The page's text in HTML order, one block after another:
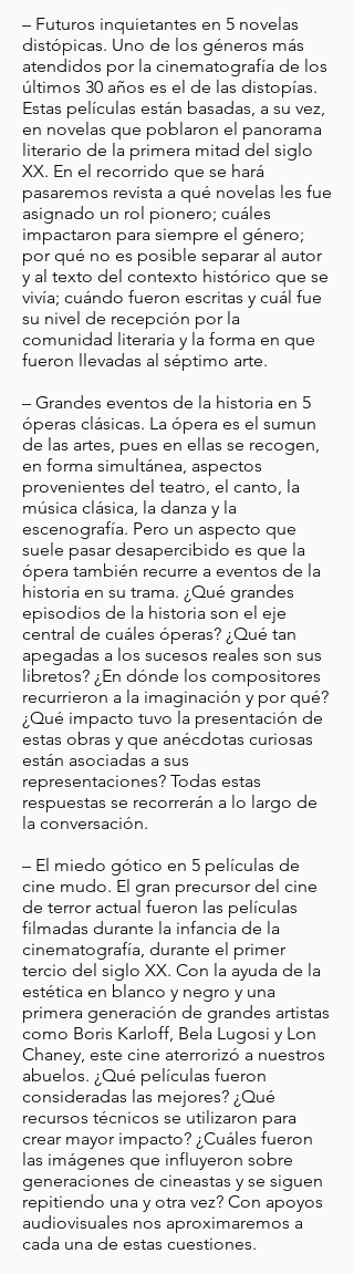
– Futuros inquietantes en 5 novelas
distópicas. Uno de los géneros más
atendidos por la cinematografía de los
últimos 30 años es el de las distopías.
Estas películas están basadas, a su vez,
en novelas que poblaron el panorama
literario de la primera mitad del siglo
XX. En el recorrido que se hará
pasaremos revista a qué novelas les fue
asignado un rol pionero; cuáles
impactaron para siempre el género;
por qué no es posible separar al autor
y al texto del contexto histórico que se
vivía; cuándo fueron escritas y cuál fue
su nivel de recepción por la
comunidad literaria y la forma en que
fueron llevadas al séptimo arte.
– Grandes eventos de la historia en 5
óperas clásicas. La ópera es el sumun
de las artes, pues en ellas se recogen,
en forma simultánea, aspectos
provenientes del teatro, el canto, la
música clásica, la danza y la
escenografía. Pero un aspecto que
suele pasar desapercibido es que la
ópera también recurre a eventos de la
historia en su trama. ¿Qué grandes
episodios de la historia son el eje
central de cuáles óperas? ¿Qué tan
apegadas a los sucesos reales son sus
libretos? ¿En dónde los compositores
recurrieron a la imaginación y por qué?
¿Qué impacto tuvo la presentación de
estas obras y que anécdotas curiosas
están asociadas a sus
representaciones? Todas estas
respuestas se recorrerán a lo largo de
la conversación.
– El miedo gótico en 5 películas de
cine mudo. El gran precursor del cine
de terror actual fueron las películas
filmadas durante la infancia de la
cinematografía, durante el primer
tercio del siglo XX. Con la ayuda de la
estética en blanco y negro y una
primera generación de grandes artistas
como Boris Karloff, Bela Lugosi y Lon
Chaney, este cine aterrorizó a nuestros
abuelos. ¿Qué películas fueron
consideradas las mejores? ¿Qué
recursos técnicos se utilizaron para
crear mayor impacto? ¿Cuáles fueron
las imágenes que influyeron sobre
generaciones de cineastas y se siguen
repitiendo una y otra vez? Con apoyos
audiovisuales nos aproximaremos a
cada una de estas cuestiones.